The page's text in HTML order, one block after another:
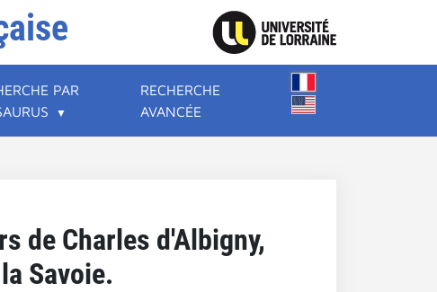
PAR
RECHERCHE
AVANCÉE
de Charles d'Albigny,
Savoie.